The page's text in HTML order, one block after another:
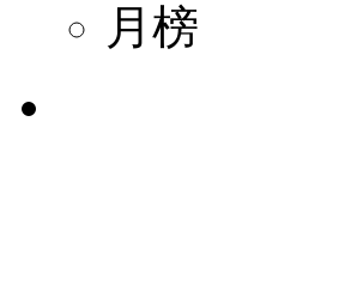
月榜